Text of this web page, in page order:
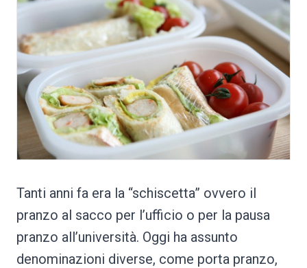
Tanti anni fa era la “schiscetta” ovvero il
pranzo al sacco per l’ufficio o per la pausa
pranzo all’università. Oggi ha assunto
denominazioni diverse, come porta pranzo,